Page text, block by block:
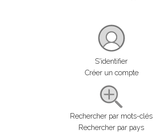
S'identifier
Créer un compte
Rechercher par mots-clés
Rechercher par pays